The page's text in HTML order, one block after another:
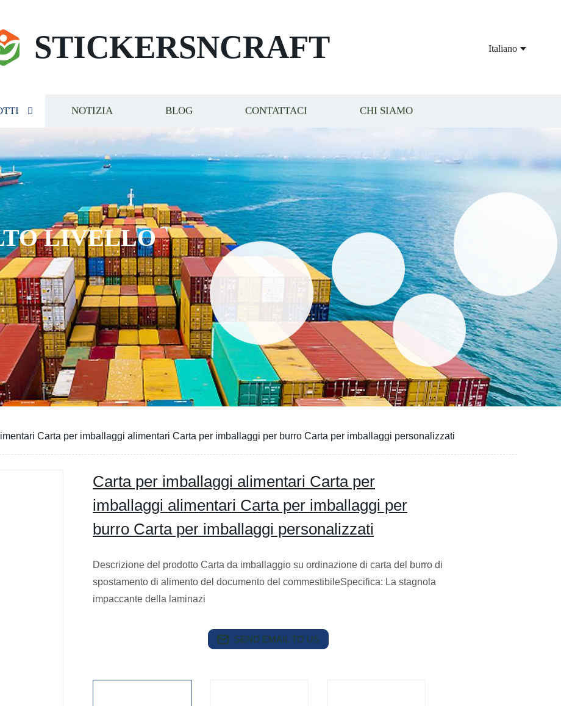
STICKERSNCRAFT Italiano
NOTIZIA BLOG CONTATTACI CHI SIAMO
LIVELLO
Carta per imballaggi alimentari Carta per imballaggi per burro Carta per imballaggi personalizzati
Carta per imballaggi alimentari Carta per
imballaggi alimentari Carta per imballaggi per
burro Carta per imballaggi personalizzati
Descrizione del prodotto Carta da imballaggio su ordinazione di carta del burro di
spostamento di alimento del documento del commestibileSpecifica: La stagnola
impaccante della laminazi
SEND EMAIL TO US